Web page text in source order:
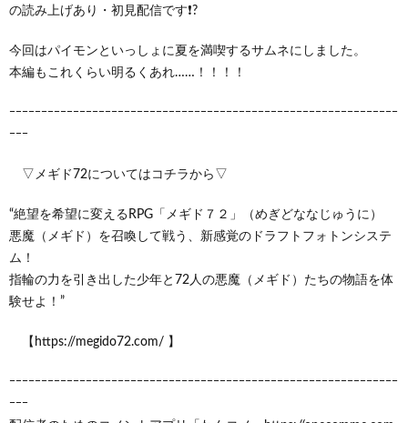
の読み上げあり・初見配信です❗?
今回はパイモンといっしょに夏を満喫するサムネにしました。
本編もこれくらい明るくあれ……！！！！
ｰｰｰｰｰｰｰｰｰｰｰｰｰｰｰｰｰｰｰｰｰｰｰｰｰｰｰｰｰｰｰｰｰｰｰｰｰｰｰｰｰｰｰｰｰｰｰｰｰｰｰｰｰｰｰｰｰｰｰｰｰ
ｰｰｰ
▽メギド72についてはコチラから▽
“絶望を希望に変えるRPG「メギド７２」（めぎどななじゅうに）
悪魔（メギド）を召喚して戦う、新感覚のドラフトフォトンシステ
ム！
指輪の力を引き出した少年と72人の悪魔（メギド）たちの物語を体
験せよ！”
【https://megido72.com/ 】
ｰｰｰｰｰｰｰｰｰｰｰｰｰｰｰｰｰｰｰｰｰｰｰｰｰｰｰｰｰｰｰｰｰｰｰｰｰｰｰｰｰｰｰｰｰｰｰｰｰｰｰｰｰｰｰｰｰｰｰｰｰ
ｰｰｰ